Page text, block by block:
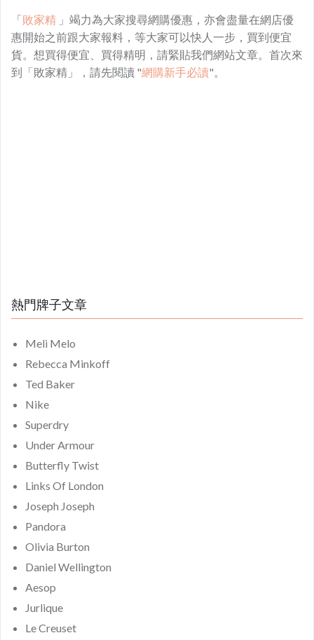
「敗家精 」竭力為大家搜尋網購優惠，亦會盡量在網店優
惠開始之前跟大家報料，等大家可以快人一步，買到便宜
貨。想買得便宜、買得精明，請緊貼我們網站文章。首次來
到「敗家精」，請先閱讀 "網購新手必讀"。
熱門牌子文章
Meli Melo
Rebecca Minkoff
Ted Baker
Nike
Superdry
Under Armour
Butterfly Twist
Links Of London
Joseph Joseph
Pandora
Olivia Burton
Daniel Wellington
Aesop
Jurlique
Le Creuset